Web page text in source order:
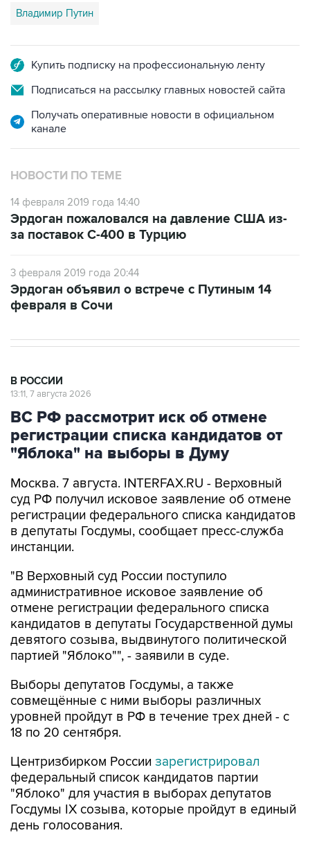
Владимир Путин
Купить подписку на профессиональную ленту
Подписаться на рассылку главных новостей сайта
Получать оперативные новости в официальном
канале
НОВОСТИ ПО ТЕМЕ
14 февраля 2019 года 14:40
Эрдоган пожаловался на давление США из-
за поставок С-400 в Турцию
3 февраля 2019 года 20:44
Эрдоган объявил о встрече с Путиным 14
февраля в Сочи
В РОССИИ
13:11, 7 августа 2026
ВС РФ рассмотрит иск об отмене
регистрации списка кандидатов от
"Яблока" на выборы в Думу
Москва. 7 августа. INTERFAX.RU - Верховный
суд РФ получил исковое заявление об отмене
регистрации федерального списка кандидатов
в депутаты Госдумы, сообщает пресс-служба
инстанции.
"В Верховный суд России поступило
административное исковое заявление об
отмене регистрации федерального списка
кандидатов в депутаты Государственной думы
девятого созыва, выдвинутого политической
партией "Яблоко"", - заявили в суде.
Выборы депутатов Госдумы, а также
совмещённые с ними выборы различных
уровней пройдут в РФ в течение трех дней - с
18 по 20 сентября.
Центризбирком России зарегистрировал
федеральный список кандидатов партии
"Яблоко" для участия в выборах депутатов
Госдумы IX созыва, которые пройдут в единый
день голосования.